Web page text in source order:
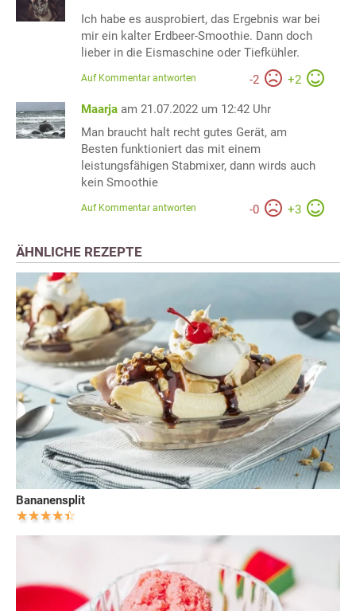
Ich habe es ausprobiert, das Ergebnis war bei
mir ein kalter Erdbeer-Smoothie. Dann doch
lieber in die Eismaschine oder Tiefkühler.
-2 +2
Auf Kommentar antworten
Maarja am 21.07.2022 um 12:42 Uhr
Man braucht halt recht gutes Gerät, am
Besten funktioniert das mit einem
leistungsfähigen Stabmixer, dann wirds auch
kein Smoothie
-0 +3
Auf Kommentar antworten
ÄHNLICHE REZEPTE
Bananensplit